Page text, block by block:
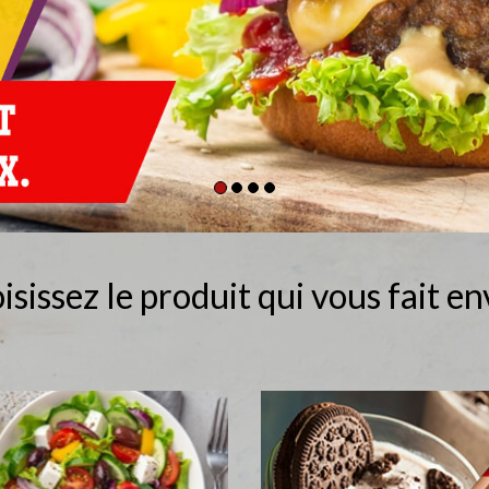
le produit qui vous fait